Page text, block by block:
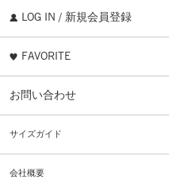
LOG IN / 新規会員登録
FAVORITE
お問い合わせ
サイズガイド
会社概要